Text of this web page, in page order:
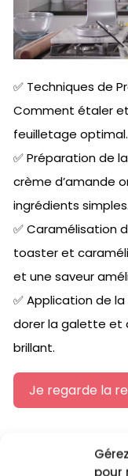
pour
✅ Techniques de
Comment étaler
feuilletage optimal.
✅ Préparation de
crème d’amande
ingrédients simples.
✅ Caramélisation
toaster et
et une saveur
✅ Application de
dorer la galette et
brillant.
Je regarde la